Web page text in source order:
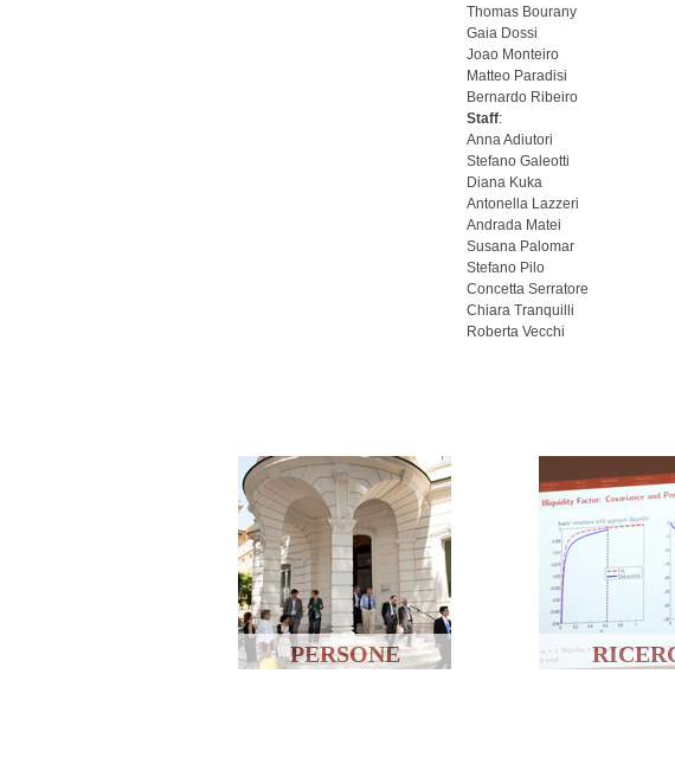
Thomas Bourany
Gaia Dossi
Joao Monteiro
Matteo Paradisi
Bernardo Ribeiro
Staff:
Anna Adiutori
Stefano Galeotti
Diana Kuka
Antonella Lazzeri
Andrada Matei
Susana Palomar
Stefano Pilo
Concetta Serratore
Chiara Tranquilli
Roberta Vecchi
PERSONE